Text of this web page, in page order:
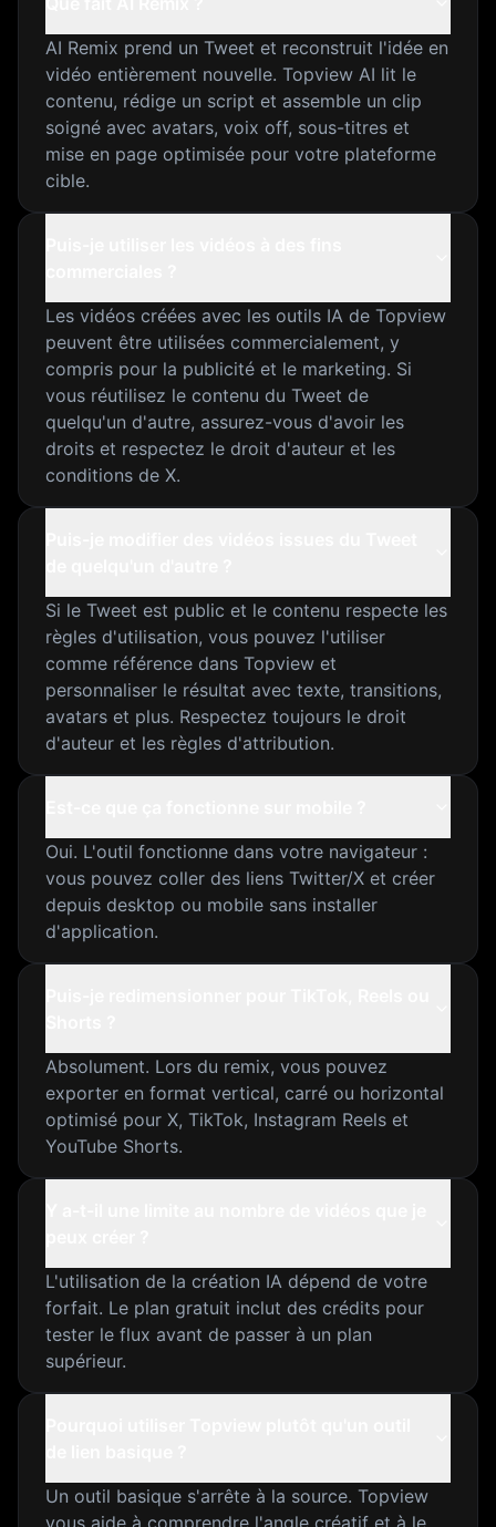
AI Remix prend un Tweet et reconstruit l'idée en
vidéo entièrement nouvelle. Topview AI lit le
contenu, rédige un script et assemble un clip
soigné avec avatars, voix off, sous-titres et
mise en page optimisée pour votre plateforme
cible.
Les vidéos créées avec les outils IA de Topview
peuvent être utilisées commercialement, y
compris pour la publicité et le marketing. Si
vous réutilisez le contenu du Tweet de
quelqu'un d'autre, assurez-vous d'avoir les
droits et respectez le droit d'auteur et les
conditions de X.
Si le Tweet est public et le contenu respecte les
règles d'utilisation, vous pouvez l'utiliser
comme référence dans Topview et
personnaliser le résultat avec texte, transitions,
avatars et plus. Respectez toujours le droit
d'auteur et les règles d'attribution.
Oui. L'outil fonctionne dans votre navigateur :
vous pouvez coller des liens Twitter/X et créer
depuis desktop ou mobile sans installer
d'application.
Absolument. Lors du remix, vous pouvez
exporter en format vertical, carré ou horizontal
optimisé pour X, TikTok, Instagram Reels et
YouTube Shorts.
L'utilisation de la création IA dépend de votre
forfait. Le plan gratuit inclut des crédits pour
tester le flux avant de passer à un plan
supérieur.
Un outil basique s'arrête à la source. Topview
vous aide à comprendre l'angle créatif et à le